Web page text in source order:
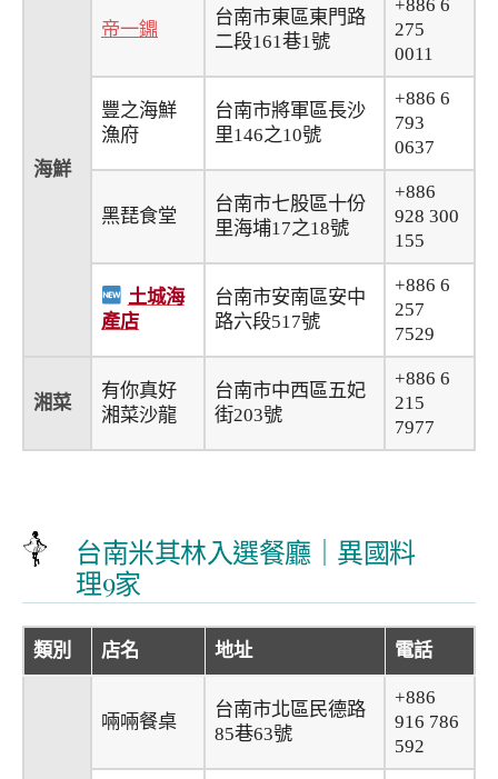
海鮮
帝一鐤
台南市東區東門路
二段161巷1號
+886 6
275
0011
豐之海鮮
漁府
台南市將軍區長沙
里146之10號
+886 6
793
0637
黑琵食堂
台南市七股區十份
里海埔17之18號
+886
928 300
155
土城海
產店
台南市安南區安中
路六段517號
+886 6
257
7529
湘菜
有你真好
湘菜沙龍
台南市中西區五妃
街203號
+886 6
215
7977
台南米其林入選餐廳｜異國料
理9家
類別 店名 地址 電話
啢啢餐桌
台南市北區民德路
85巷63號
+886
916 786
592